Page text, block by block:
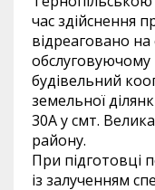
час здійснення
відреаговано
будівельний
земельної
30А у смт.
району.
При підготовці
із залученням